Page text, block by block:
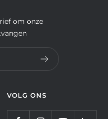
om onze
VOLG ONS